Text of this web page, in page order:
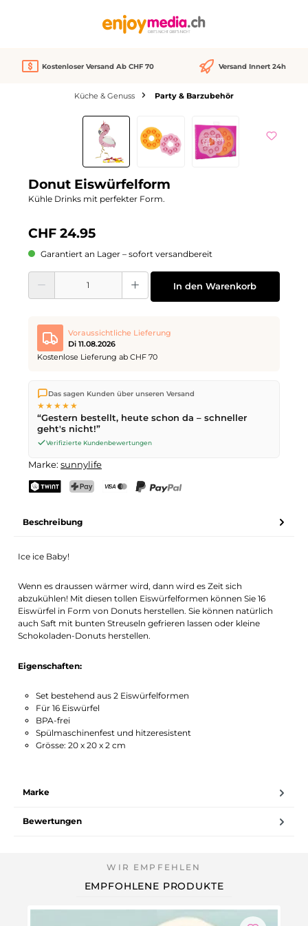
Kostenloser Versand Ab CHF 70 Versand Innert 24h
Küche & Genuss Party & Barzubehör
Bildergalerie überspringen
Donut Eiswürfelform
Kühle Drinks mit perfekter Form.
CHF 24.95
Garantiert an Lager – sofort versandbereit
Produkt Anzahl: Gib den gewünschten Wert ein oder benutze die
In den Warenkorb
Voraussichtliche Lieferung
Di 11.08.2026
Kostenlose Lieferung ab CHF 70
Wir versenden direkt aus unserem Lager in Kriens. Ab
ist die Lieferung kostenlos. Bestellungen bis
werden noch am selben Tag versendet – Zustellung am
nächsten Werktagmit der Schweizerischen Post.
Das sagen Kunden über unseren Versand
★★★★★
“Gestern bestellt, heute schon da – schneller
geht's nicht!”
Verifizierte Kundenbewertungen
Marke: sunnylife
Beschreibung
Ice ice Baby!
Wenn es draussen wärmer wird, dann wird es Zeit sich
abzukühlen! Mit diesen tollen Eiswürfelformen können Sie 16
Eiswürfel in Form von Donuts herstellen. Sie können natürlich
auch Saft mit bunten Streuseln gefrieren lassen oder kleine
Schokoladen-Donuts herstellen.
Eigenschaften:
Set bestehend aus 2 Eiswürfelformen
Für 16 Eiswürfel
BPA-frei
Spülmaschinenfest und hitzeresistent
Grösse: 20 x 20 x 2 cm
Marke
Bewertungen
EMPFOHLENE PRODUKTE